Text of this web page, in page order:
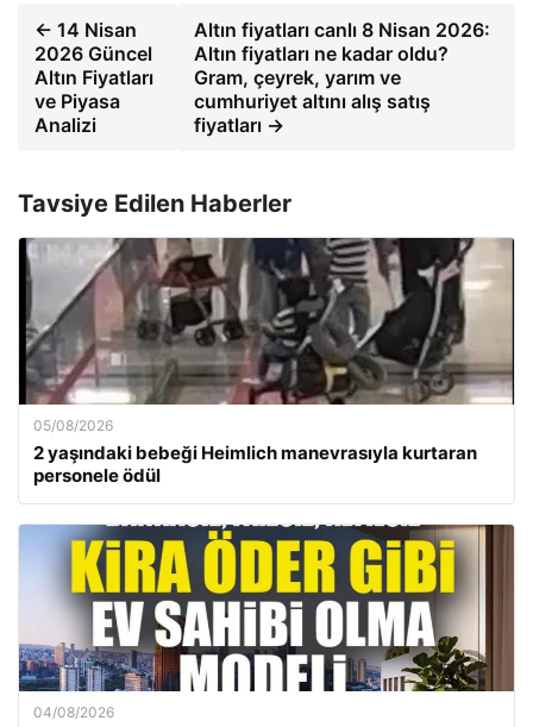
← 14 Nisan
2026 Güncel
Altın Fiyatları
ve Piyasa
Analizi
Altın fiyatları canlı 8 Nisan 2026:
Altın fiyatları ne kadar oldu?
Gram, çeyrek, yarım ve
cumhuriyet altını alış satış
fiyatları →
Tavsiye Edilen Haberler
05/08/2026
2 yaşındaki bebeği Heimlich manevrasıyla kurtaran
personele ödül
04/08/2026